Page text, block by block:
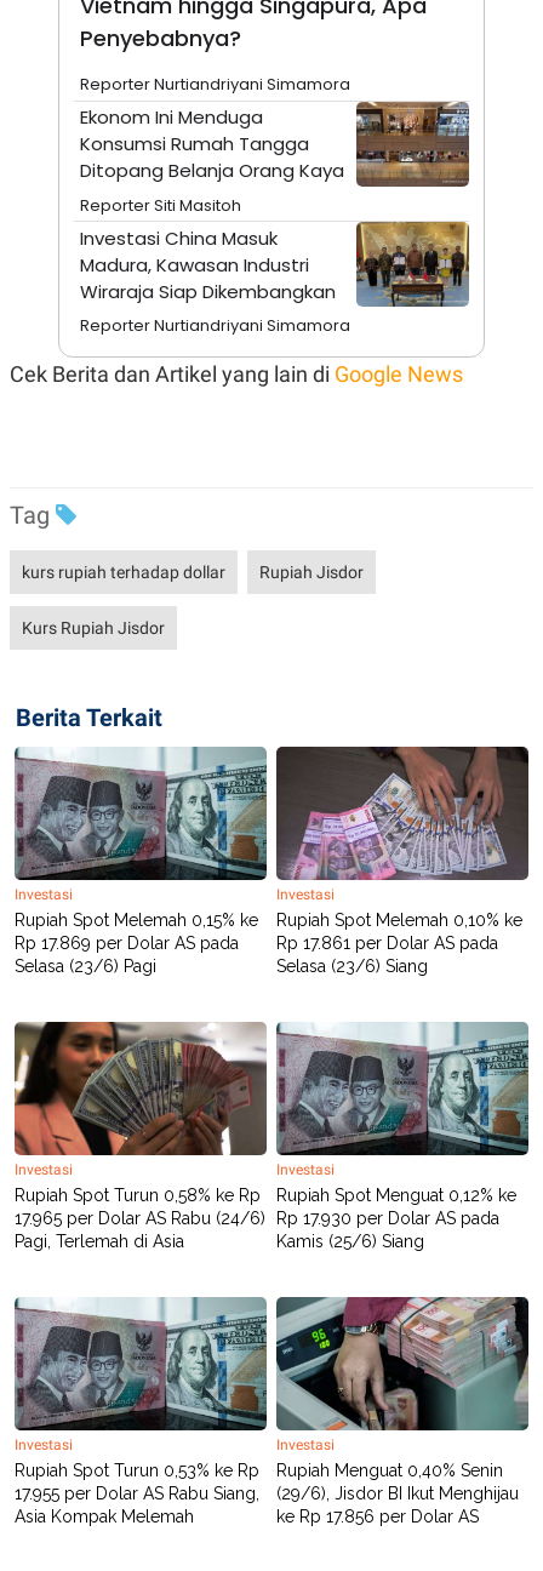
R
I
P
U
S
A
D
A
T
I
M
A
G
S
O
T
A
N
T
V
I
S
U
S
JARINGAN
K
O
A
N
A
C
A
E
M
Y
P
R
S
R
E
E
S
E
.
I
D
N
G
G
A
N
A
N
C
E
T
A
K
N
E
R
J
A
E
M
I
T
E
N
Penyebabnya?
Reporter Nurtiandriyani Simamora
Ekonom Ini Menduga
Konsumsi Rumah Tangga
Ditopang Belanja Orang Kaya
Reporter Siti Masitoh
Investasi China Masuk
Madura, Kawasan Industri
Wiraraja Siap Dikembangkan
Reporter Nurtiandriyani Simamora
Cek Berita dan Artikel yang lain di Google News
Tag
kurs rupiah terhadap dollar Rupiah Jisdor
Kurs Rupiah Jisdor
Berita Terkait
Investasi
Rupiah Spot Melemah 0,15% ke
Rp 17.869 per Dolar AS pada
Selasa (23/6) Pagi
Investasi
Rupiah Spot Melemah 0,10% ke
Rp 17.861 per Dolar AS pada
Selasa (23/6) Siang
Investasi
Rupiah Spot Turun 0,58% ke Rp
17.965 per Dolar AS Rabu (24/6)
Pagi, Terlemah di Asia
Investasi
Rupiah Spot Menguat 0,12% ke
Rp 17.930 per Dolar AS pada
Kamis (25/6) Siang
Investasi
Rupiah Spot Turun 0,53% ke Rp
17.955 per Dolar AS Rabu Siang,
Asia Kompak Melemah
Investasi
Rupiah Menguat 0,40% Senin
(29/6), Jisdor BI Ikut Menghijau
ke Rp 17.856 per Dolar AS